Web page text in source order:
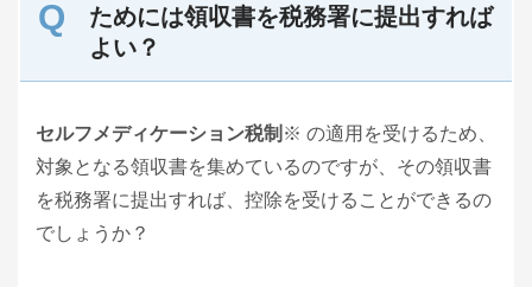
ためには領収書を税務署に提出すれば
よい？
セルフメディケーション税制 ※ の適用を受けるため、
対象となる領収書を集めているのですが、その領収書
を税務署に提出すれば、控除を受けることができるの
でしょうか？